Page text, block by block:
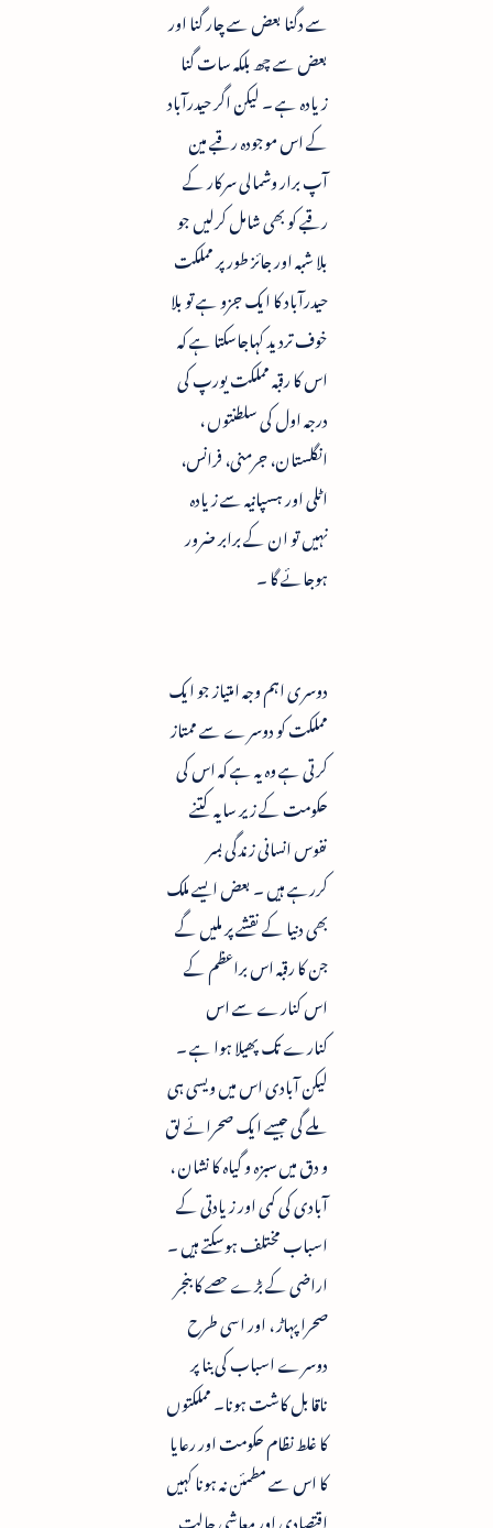
سے دگنا بعض سے چار گنا اور
بعض سے چھ بلکہ سات گنا
زیادہ ہے ۔ لیکن اگر حیدرآباد
کے اس موجودہ رقبے مین
آپ برار وشمالی سرکار کے
رقبے کو بھی شامل کرلیں جو
بلا شبہ اور جائز طور پر مملکت
حیدرآباد کا ایک جزو ہے تو بلا
خوف تردید کہاجاسکتا ہے کہ
اس کا رقبہ مملکت یورپ کی
درجہ اول کی سلطنتوں ،
انگلستان، جرمنی، فرانس،
اٹلی اور ہسپانیہ سے زیادہ
نہیں تو ان کے برابر ضرور
ہوجائے گا ۔
دوسری اہم وجہ امتیاز جو ایک
مملکت کو دوسرے سے ممتاز
کرتی ہے وہ یہ ہے کہ اس کی
حکومت کے زیر سایہ کتنے
نفوس انسانی زندگی بسر
کررہے ہیں ۔ بعض ایسے ملک
بھی دنیا کے نقشے پر ملیں گے
جن کا رقبہ اس براعظم کے
اس کنارے سے اس
کنارے تک پھیلا ہوا ہے ۔
لیکن آبادی اس میں ویسی ہی
ملے گی جیسے ایک صحرائے لق
و دق میں سبزہ و گیاہ کا نشان ،
آبادی کی کمی اور زیادتی کے
اسباب مختلف ہوسکتے ہیں ۔
اراضی کے بڑے حصے کا بنجر
صحرا پہاڑ ، اور اسی طرح
دوسرے اسباب کی بنا پر
ناقابل کاشت ہونا۔ مملکتوں
کا غلط نظام حکومت اور رعایا
کا اس سے مطمئن نہ ہونا کہیں